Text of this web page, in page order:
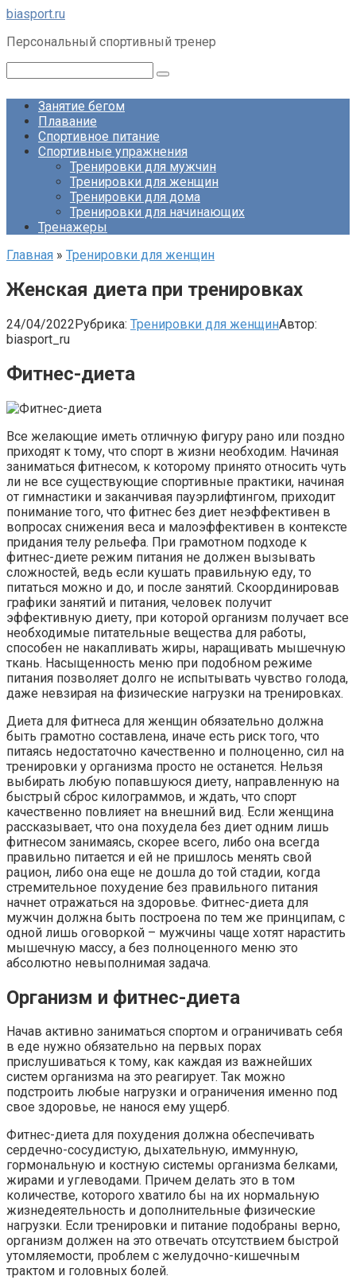
Перейти
контенту
biasport.ru
Персональный спортивный тренер
Занятие бегом
Плавание
Спортивное питание
Спортивные упражнения
Тренировки для мужчин
Тренировки для женщин
Тренировки для дома
Тренировки для начинающих
Тренажеры
Главная » Тренировки для женщин
Женская диета при тренировках
24/04/2022Рубрика: Тренировки для женщинАвтор:
biasport_ru
Фитнес-диета
Все желающие иметь отличную фигуру рано или поздно
приходят к тому, что спорт в жизни необходим. Начиная
заниматься фитнесом, к которому принято относить чуть
ли не все существующие спортивные практики, начиная
от гимнастики и заканчивая пауэрлифтингом, приходит
понимание того, что фитнес без диет неэффективен в
вопросах снижения веса и малоэффективен в контексте
придания телу рельефа. При грамотном подходе к
фитнес-диете режим питания не должен вызывать
сложностей, ведь если кушать правильную еду, то
питаться можно и до, и после занятий. Скоординировав
графики занятий и питания, человек получит
эффективную диету, при которой организм получает все
необходимые питательные вещества для работы,
способен не накапливать жиры, наращивать мышечную
ткань. Насыщенность меню при подобном режиме
питания позволяет долго не испытывать чувство голода,
даже невзирая на физические нагрузки на тренировках.
Диета для фитнеса для женщин обязательно должна
быть грамотно составлена, иначе есть риск того, что
питаясь недостаточно качественно и полноценно, сил на
тренировки у организма просто не останется. Нельзя
выбирать любую попавшуюся диету, направленную на
быстрый сброс килограммов, и ждать, что спорт
качественно повлияет на внешний вид. Если женщина
рассказывает, что она похудела без диет одним лишь
фитнесом занимаясь, скорее всего, либо она всегда
правильно питается и ей не пришлось менять свой
рацион, либо она еще не дошла до той стадии, когда
стремительное похудение без правильного питания
начнет отражаться на здоровье. Фитнес-диета для
мужчин должна быть построена по тем же принципам, с
одной лишь оговоркой – мужчины чаще хотят нарастить
мышечную массу, а без полноценного меню это
абсолютно невыполнимая задача.
Организм и фитнес-диета
Начав активно заниматься спортом и ограничивать себя
в еде нужно обязательно на первых порах
прислушиваться к тому, как каждая из важнейших
систем организма на это реагирует. Так можно
подстроить любые нагрузки и ограничения именно под
свое здоровье, не нанося ему ущерб.
Фитнес-диета для похудения должна обеспечивать
сердечно-сосудистую, дыхательную, иммунную,
гормональную и костную системы организма белками,
жирами и углеводами. Причем делать это в том
количестве, которого хватило бы на их нормальную
жизнедеятельность и дополнительные физические
нагрузки. Если тренировки и питание подобраны верно,
организм должен на это отвечать отсутствием быстрой
утомляемости, проблем с желудочно-кишечным
трактом и головных болей.